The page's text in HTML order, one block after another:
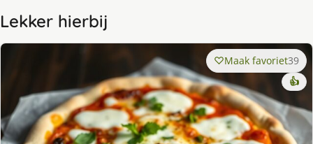
Lekker hierbij
Maak favoriet39
👍